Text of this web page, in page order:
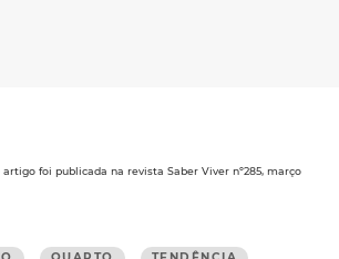
foi publicada na revista Saber Viver nº285, março